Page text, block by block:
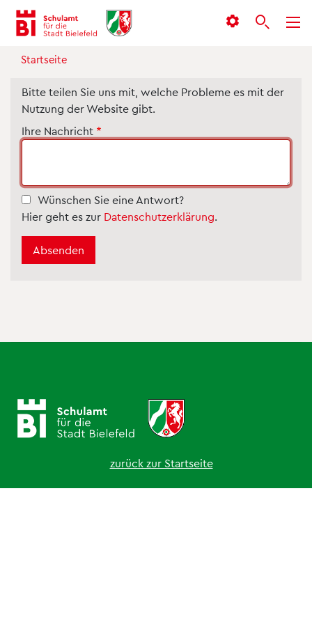
Inhalt
anspringen
Menü
anspringen
Suche
anspringen
Startseite
Bitte teilen Sie uns mit, welche Probleme es mit der
Nutzung der Website gibt.
Ihre Nachricht
Wünschen Sie eine Antwort?
Hier geht es zur Datenschutzerklärung
Absenden
zurück zur Startseite